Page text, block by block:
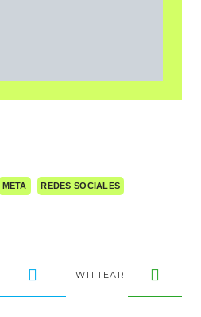
META REDES SOCIALES
TWITTEAR